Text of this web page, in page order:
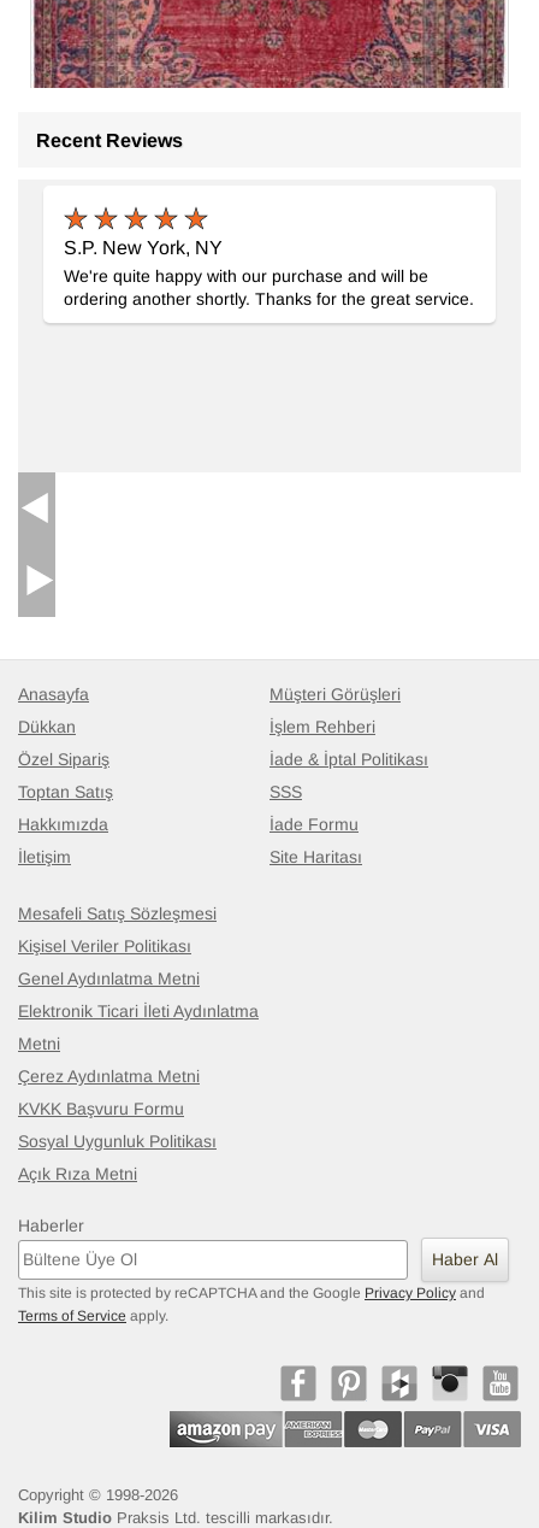
El Dokuma Vintage Halı
190 cm x 283 cm
23.130 TL
Recent Reviews
S.P. New York, NY
We're quite happy with our purchase and will be
ordering another shortly. Thanks for the great service.
Anasayfa
Dükkan
Özel Sipariş
Toptan Satış
Hakkımızda
İletişim
Müşteri Görüşleri
İşlem Rehberi
İade & İptal Politikası
SSS
İade Formu
Site Haritası
Mesafeli Satış Sözleşmesi
Kişisel Veriler Politikası
Genel Aydınlatma Metni
Elektronik Ticari İleti Aydınlatma
Metni
Çerez Aydınlatma Metni
KVKK Başvuru Formu
Sosyal Uygunluk Politikası
Açık Rıza Metni
Haberler
Haber Al
This site is protected by reCAPTCHA and the Google Privacy Policy and
Terms of Service apply.
Copyright © 1998-2026
Kilim Studio Praksis Ltd. tescilli markasıdır.